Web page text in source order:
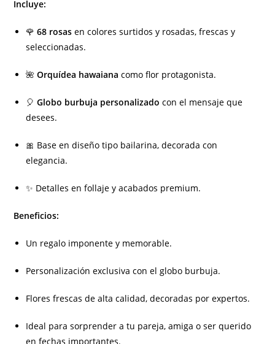
Incluye:
🌹68 rosas en colores surtidos y rosadas, frescas y
seleccionadas.
🌺Orquídea hawaiana como flor protagonista.
🎈Globo burbuja personalizado con el mensaje que
desees.
🎀 Base en diseño tipo bailarina, decorada con
elegancia.
✨ Detalles en follaje y acabados premium.
Beneficios:
Un regalo imponente y memorable.
Personalización exclusiva con el globo burbuja.
Flores frescas de alta calidad, decoradas por expertos.
Ideal para sorprender a tu pareja, amiga o ser querido
en fechas importantes.